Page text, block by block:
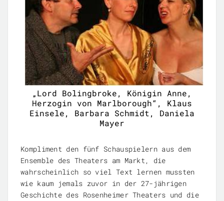
„Lord Bolingbroke, Königin Anne,
Herzogin von Marlborough“, Klaus
Einsele, Barbara Schmidt, Daniela
Mayer
Kompliment den fünf Schauspielern aus dem
Ensemble des Theaters am Markt, die
wahrscheinlich so viel Text lernen mussten
wie kaum jemals zuvor in der 27-jährigen
Geschichte des Rosenheimer Theaters und die